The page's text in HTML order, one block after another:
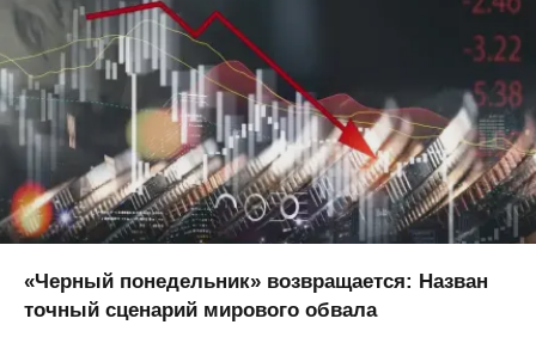
«Черный понедельник» возвращается: Назван
точный сценарий мирового обвала